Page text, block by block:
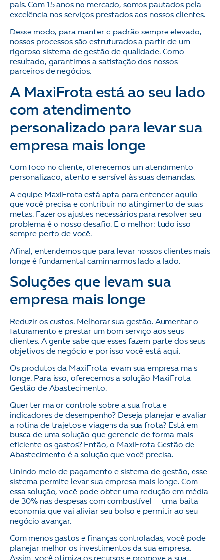
país. Com 15 anos no mercado, somos pautados pela
excelência nos serviços prestados aos nossos clientes.
Desse modo, para manter o padrão sempre elevado,
nossos processos são estruturados a partir de um
rigoroso sistema de gestão de qualidade. Como
resultado, garantimos a satisfação dos nossos
parceiros de negócios.
A MaxiFrota está ao seu lado
com atendimento
personalizado para levar sua
empresa mais longe
Com foco no cliente, oferecemos um atendimento
personalizado, atento e sensível às suas demandas.
A equipe MaxiFrota está apta para entender aquilo
que você precisa e contribuir no atingimento de suas
metas. Fazer os ajustes necessários para resolver seu
problema é o nosso desafio. E o melhor: tudo isso
sempre perto de você.
Afinal, entendemos que para levar nossos clientes mais
longe é fundamental caminharmos lado a lado.
Soluções que levam sua
empresa mais longe
Reduzir os custos. Melhorar sua gestão. Aumentar o
faturamento e prestar um bom serviço aos seus
clientes. A gente sabe que esses fazem parte dos seus
objetivos de negócio e por isso você está aqui.
Os produtos da MaxiFrota levam sua empresa mais
longe. Para isso, oferecemos a solução MaxiFrota
Gestão de Abastecimento.
Quer ter maior controle sobre a sua frota e
indicadores de desempenho? Deseja planejar e avaliar
a rotina de trajetos e viagens da sua frota? Está em
busca de uma solução que gerencie de forma mais
eficiente os gastos? Então, o MaxiFrota Gestão de
Abastecimento é a solução que você precisa.
Unindo meio de pagamento e sistema de gestão, esse
sistema permite levar sua empresa mais longe. Com
essa solução, você pode obter uma redução em média
de 30% nas despesas com combustível — uma baita
economia que vai aliviar seu bolso e permitir ao seu
negócio avançar.
Com menos gastos e finanças controladas, você pode
planejar melhor os investimentos da sua empresa.